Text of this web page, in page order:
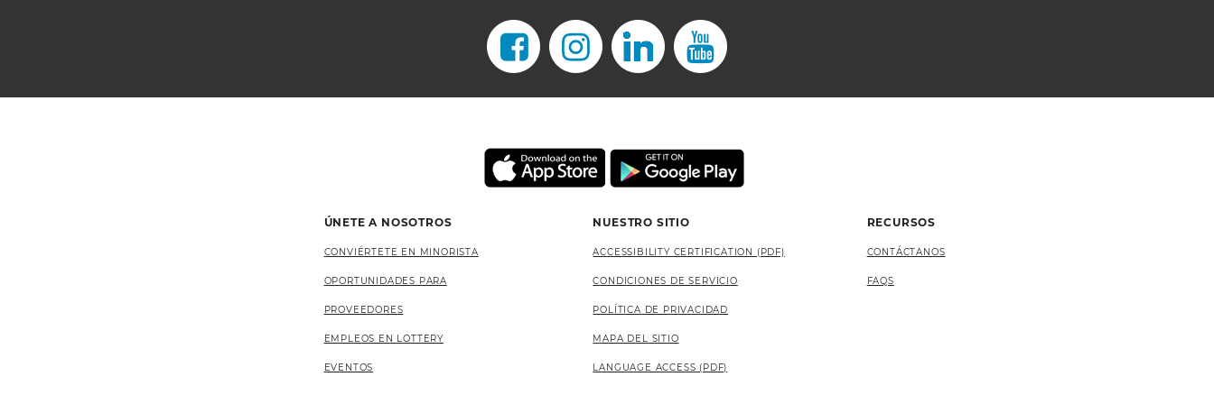
ÚNETE A NOSOTROS
CONVIÉRTETE EN MINORISTA
OPORTUNIDADES PARA
PROVEEDORES
EMPLEOS EN LOTTERY
EVENTOS
NUESTRO SITIO
ACCESSIBILITY CERTIFICATION (PDF)
CONDICIONES DE SERVICIO
POLÍTICA DE PRIVACIDAD
MAPA DEL SITIO
LANGUAGE ACCESS (PDF)
RECURSOS
CONTÁCTANOS
FAQS